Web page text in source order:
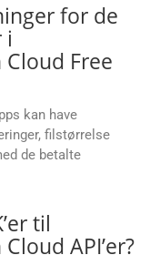
for de
i
Free
kan have
filstørrelse
de betalte
til
API’er?